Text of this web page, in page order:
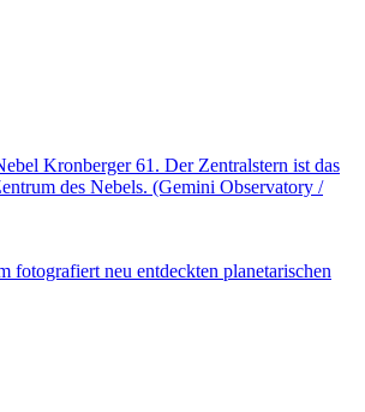
fotografiert neu entdeckten planetarischen